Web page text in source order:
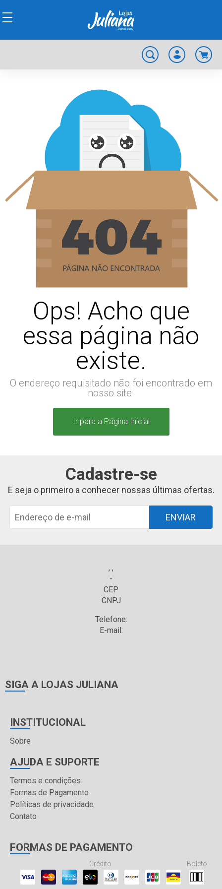
Ops! Acho que
essa página não
existe.
O endereço requisitado não foi encontrado em
nosso site.
Ir para a Página Inicial
Cadastre-se
E seja o primeiro a conhecer nossas últimas ofertas.
ENVIAR
, ,
-
CEP
CNPJ
Telefone:
E-mail:
SIGA A LOJAS JULIANA
INSTITUCIONAL
Sobre
AJUDA E SUPORTE
Termos e condições
Formas de Pagamento
Políticas de privacidade
Contato
FORMAS DE PAGAMENTO
Crédito Boleto